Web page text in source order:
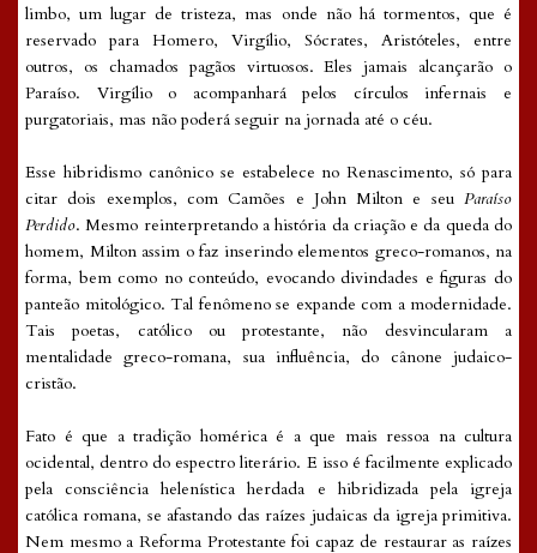
limbo, um lugar de tristeza, mas onde não há tormentos, que é
reservado para Homero, Virgílio, Sócrates, Aristóteles, entre
outros, os chamados pagãos virtuosos. Eles jamais alcançarão o
Paraíso. Virgílio o acompanhará pelos círculos infernais e
purgatoriais, mas não poderá seguir na jornada até o céu.
Esse hibridismo canônico se estabelece no Renascimento, só para
citar dois exemplos, com Camões e John Milton e seu Paraíso
Perdido. Mesmo reinterpretando a história da criação e da queda do
homem, Milton assim o faz inserindo elementos greco-romanos, na
forma, bem como no conteúdo, evocando divindades e figuras do
panteão mitológico. Tal fenômeno se expande com a modernidade.
Tais poetas, católico ou protestante, não desvincularam a
mentalidade greco-romana, sua influência, do cânone judaico-
cristão.
Fato é que a tradição homérica é a que mais ressoa na cultura
ocidental, dentro do espectro literário. E isso é facilmente explicado
pela consciência helenística herdada e hibridizada pela igreja
católica romana, se afastando das raízes judaicas da igreja primitiva.
Nem mesmo a Reforma Protestante foi capaz de restaurar as raízes